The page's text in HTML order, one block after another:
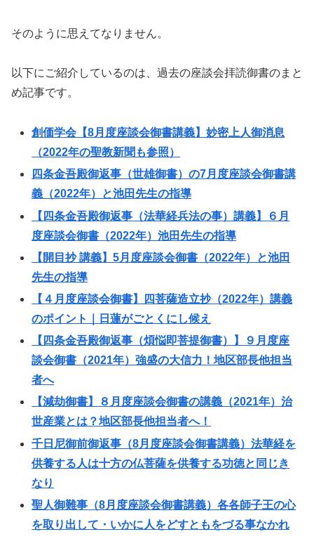
そのように思えてなりません。
以下にご紹介しているのは、過去の座談会拝読御書のまと
め記事です。
創価学会【8月度座談会御書講義】妙密上人御消息
（2022年の聖教新聞も参照）
四条金吾殿御返事（世雄御書）の7月度座談会御書講
義（2022年）と池田先生の指導
【四条金吾殿御返事（法華経兵法の事）講義】６月
度座談会御書（2022年）池田先生の指導
【開目抄 講義】5月度座談会御書（2022年）と池田
先生の指導
【４月度座談会御書】四菩薩造立抄（2022年）講義
のポイント｜日蓮がごとくにし候え
【四条金吾殿御返事（煩悩即菩提御書）】９月度座
談会御書（2021年）強盛の大信力！地区部長他担当
者へ
【減劫御書】８月度座談会御書の講義（2021年）治
世産業とは？地区部長他担当者へ！
千日尼御前御返事（8月度座談会御書講義）法華経を
供養する人は十方の仏菩薩を供養する功徳と同じき
なり
聖人御難事（8月度座談会御書講義）各各師子王の心
を取り出して・いかに人をどすともをづる事なかれ